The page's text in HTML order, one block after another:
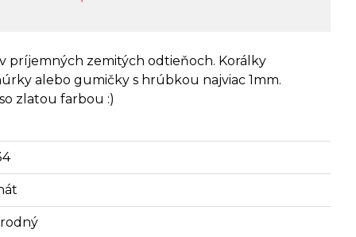
príjemných zemitých odtieňoch. Korálky
alebo gumičky s hrúbkou najviac 1mm.
zlatou farbou :)